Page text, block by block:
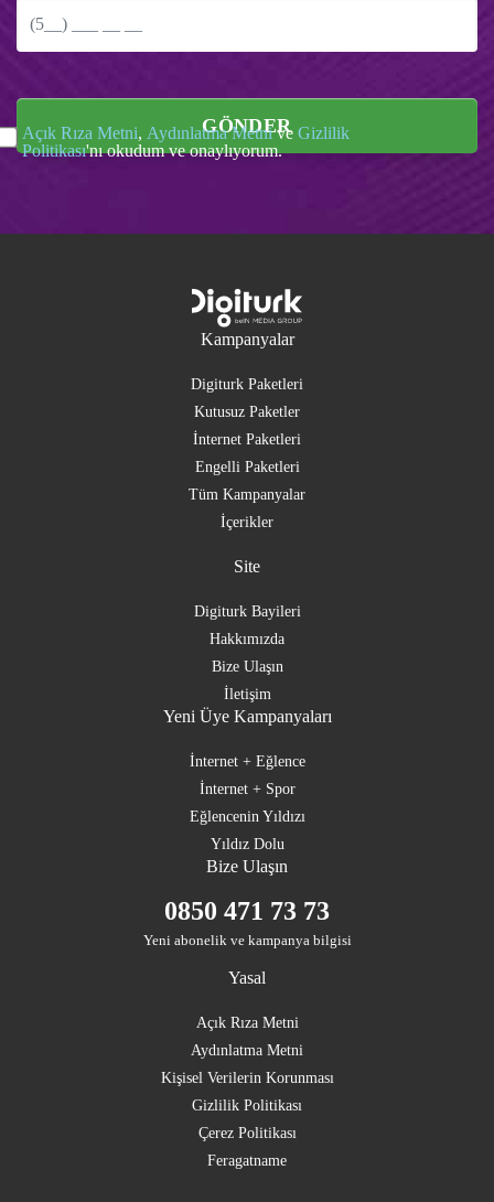
GÖNDER
Açık Rıza Metni, Aydınlatma Metnive Gizlilik
Politikası'nı okudum ve onaylıyorum.
Kampanyalar
Digiturk Paketleri
Kutusuz Paketler
İnternet Paketleri
Engelli Paketleri
Tüm Kampanyalar
İçerikler
Site
Digiturk Bayileri
Hakkımızda
Bize Ulaşın
İletişim
Yeni Üye Kampanyaları
İnternet + Eğlence
İnternet + Spor
Eğlencenin Yıldızı
Yıldız Dolu
Bize Ulaşın
0850 471 73 73
Yeni abonelik ve kampanya bilgisi
Yasal
Açık Rıza Metni
Aydınlatma Metni
Kişisel Verilerin Korunması
Gizlilik Politikası
Çerez Politikası
Feragatname